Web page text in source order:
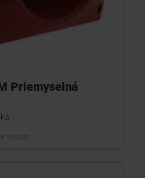
Priemyselná
10-SSM